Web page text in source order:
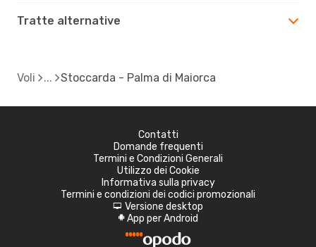
Tratte alternative
Voli Stoccarda - Palma di Maiorca
Contatti
Domande frequenti
Termini e Condizioni Generali
Utilizzo dei Cookie
Informativa sulla privacy
Termini e condizioni dei codici promozionali
d Versione desktop
A App per Android